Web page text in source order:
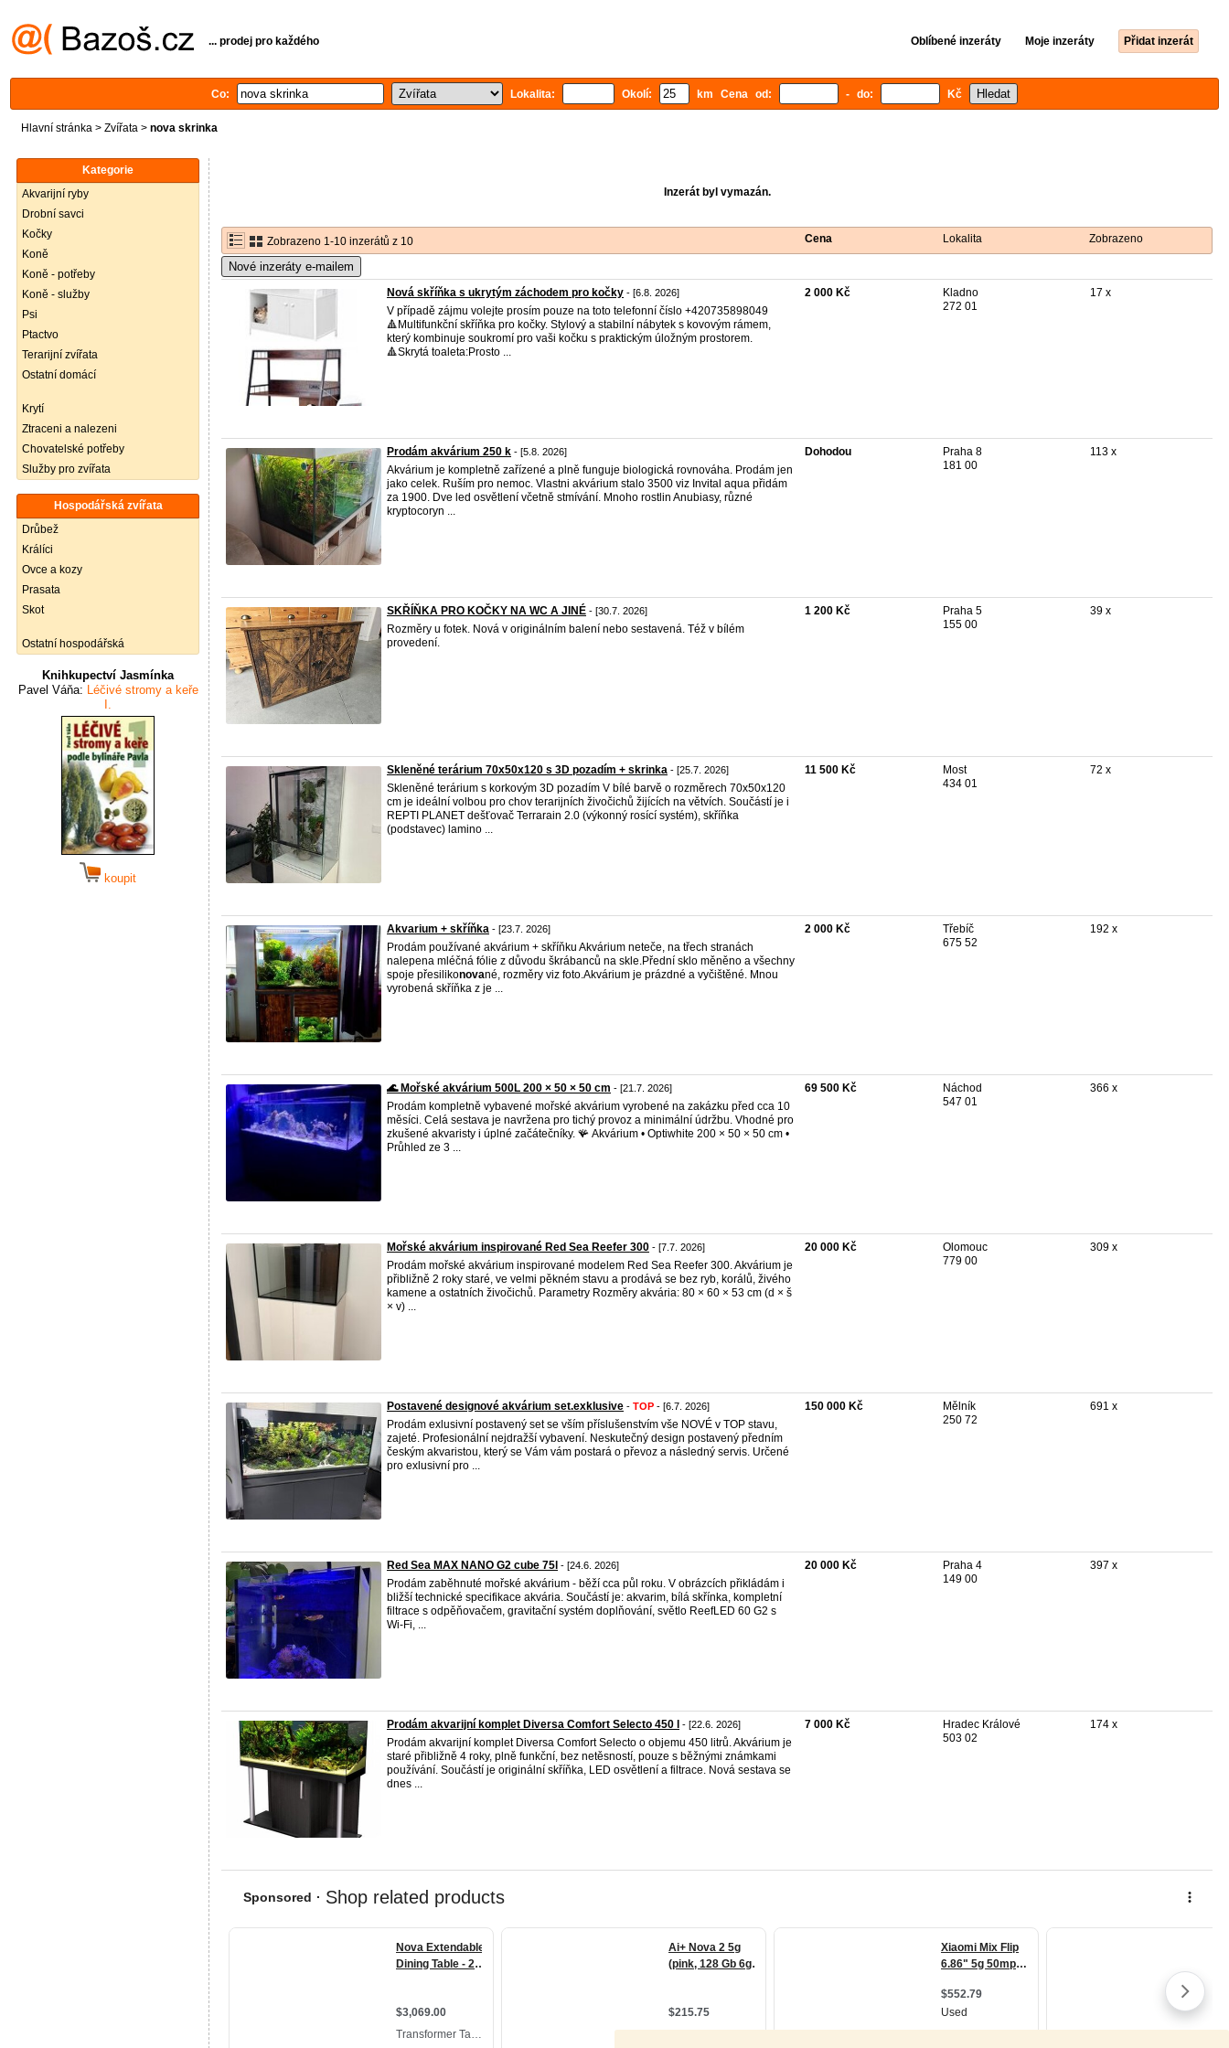
... prodej pro každého Oblíbené inzeráty Moje inzeráty Přidat inzerát
Co: Lokalita: Okolí: km Cena od: - do: Kč
Hlavní stránka > Zvířata > nova skrinka
Kategorie
Akvarijní ryby
Drobní savci
Kočky
Koně
Koně - potřeby
Koně - služby
Psi
Ptactvo
Terarijní zvířata
Ostatní domácí
Krytí
Ztraceni a nalezeni
Chovatelské potřeby
Služby pro zvířata
Hospodářská zvířata
Drůbež
Králíci
Ovce a kozy
Prasata
Skot
Ostatní hospodářská
Knihkupectví Jasmínka
Pavel Váňa: Léčivé stromy a keře
I.
koupit
Inzerát byl vymazán.
Zobrazeno 1-10 inzerátů z 10 Cena Lokalita Zobrazeno
Nové inzeráty e-mailem
Nová skříňka s ukrytým záchodem pro kočky - [6.8. 2026]
V případě zájmu volejte prosím pouze na toto telefonní číslo +420735898049
🔺Multifunkční skříňka pro kočky. Stylový a stabilní nábytek s kovovým rámem,
který kombinuje soukromí pro vaši kočku s praktickým úložným prostorem.
🔺Skrytá toaleta:Prosto ...
2 000 Kč
Kladno
272 01
17 x
Prodám akvárium 250 k - [5.8. 2026]
Akvárium je kompletně zařízené a plně funguje biologická rovnováha. Prodám jen
jako celek. Ruším pro nemoc. Vlastni akvárium stalo 3500 viz Invital aqua přidám
za 1900. Dve led osvětlení včetně stmívání. Mnoho rostlin Anubiasy, různé
kryptocoryn ...
Dohodou
Praha 8
181 00
113 x
SKŘÍŇKA PRO KOČKY NA WC A JINÉ - [30.7. 2026]
Rozměry u fotek. Nová v originálním balení nebo sestavená. Též v bílém
provedení.
1 200 Kč
Praha 5
155 00
39 x
Skleněné terárium 70x50x120 s 3D pozadím + skrinka - [25.7. 2026]
Skleněné terárium s korkovým 3D pozadím V bílé barvě o rozměrech 70x50x120
cm je ideální volbou pro chov terarijních živočichů žijících na větvích. Součástí je i
REPTI PLANET dešťovač Terrarain 2.0 (výkonný rosící systém), skříňka
(podstavec) lamino ...
11 500 Kč
Most
434 01
72 x
Akvarium + skříňka - [23.7. 2026]
Prodám používané akvárium + skříňku Akvárium neteče, na třech stranách
nalepena mléčná fólie z důvodu škrábanců na skle.Přední sklo měněno a všechny
spoje přesilikonované, rozměry viz foto.Akvárium je prázdné a vyčištěné. Mnou
vyrobená skříňka z je ...
2 000 Kč
Třebíč
675 52
192 x
🌊 Mořské akvárium 500L 200 × 50 × 50 cm - [21.7. 2026]
Prodám kompletně vybavené mořské akvárium vyrobené na zakázku před cca 10
měsíci. Celá sestava je navržena pro tichý provoz a minimální údržbu. Vhodné pro
zkušené akvaristy i úplné začátečníky. 🪸 Akvárium • Optiwhite 200 × 50 × 50 cm •
Průhled ze 3 ...
69 500 Kč
Náchod
547 01
366 x
Mořské akvárium inspirované Red Sea Reefer 300 - [7.7. 2026]
Prodám mořské akvárium inspirované modelem Red Sea Reefer 300. Akvárium je
přibližně 2 roky staré, ve velmi pěkném stavu a prodává se bez ryb, korálů, živého
kamene a ostatních živočichů. Parametry Rozměry akvária: 80 × 60 × 53 cm (d × š
× v) ...
20 000 Kč
Olomouc
779 00
309 x
Postavené designové akvárium set.exklusive - TOP - [6.7. 2026]
Prodám exlusivní postavený set se vším příslušenstvím vše NOVÉ v TOP stavu,
zajeté. Profesionální nejdražší vybavení. Neskutečný design postavený předním
českým akvaristou, který se Vám vám postará o převoz a následný servis. Určené
pro exlusivní pro ...
150 000 Kč
Mělník
250 72
691 x
Red Sea MAX NANO G2 cube 75l - [24.6. 2026]
Prodám zaběhnuté mořské akvárium - běží cca půl roku. V obrázcích přikládám i
bližší technické specifikace akvária. Součástí je: akvarim, bílá skřínka, kompletní
filtrace s odpěňovačem, gravitační systém doplňování, světlo ReefLED 60 G2 s
Wi-Fi, ...
20 000 Kč
Praha 4
149 00
397 x
Prodám akvarijní komplet Diversa Comfort Selecto 450 l - [22.6. 2026]
Prodám akvarijní komplet Diversa Comfort Selecto o objemu 450 litrů. Akvárium je
staré přibližně 4 roky, plně funkční, bez netěsností, pouze s běžnými známkami
používání. Součástí je originální skříňka, LED osvětlení a filtrace. Nová sestava se
dnes ...
7 000 Kč
Hradec Králové
503 02
174 x